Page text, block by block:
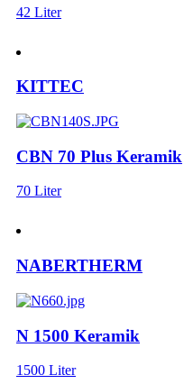
42 Liter
KITTEC
CBN 70 Plus Keramik
70 Liter
NABERTHERM
N 1500 Keramik
1500 Liter